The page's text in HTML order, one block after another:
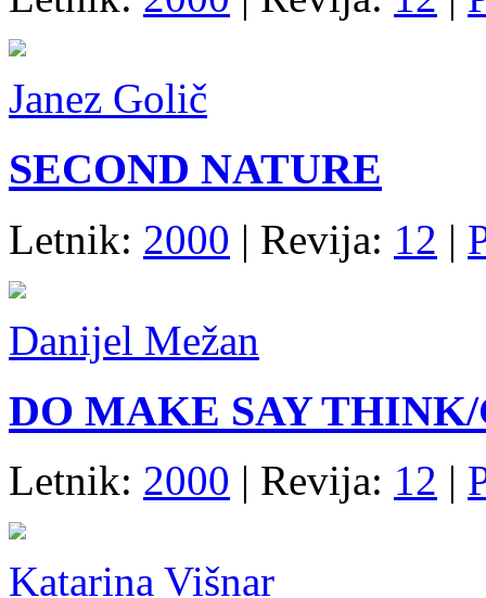
Janez Golič
SECOND NATURE
Letnik: 2000 | Revija: 12 |
Danijel Mežan
DO MAKE SAY
Letnik: 2000 | Revija: 12 |
Katarina Višnar